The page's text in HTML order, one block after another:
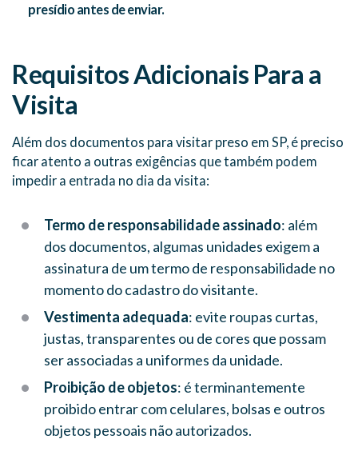
presídio antes de enviar.
Requisitos Adicionais Para a
Visita
Além dos documentos para visitar preso em SP, é preciso
ficar atento a outras exigências que também podem
impedir a entrada no dia da visita:
Termo de responsabilidade assinado: além
dos documentos, algumas unidades exigem a
assinatura de um termo de responsabilidade no
momento do cadastro do visitante.
Vestimenta adequada: evite roupas curtas,
justas, transparentes ou de cores que possam
ser associadas a uniformes da unidade.
Proibição de objetos: é terminantemente
proibido entrar com celulares, bolsas e outros
objetos pessoais não autorizados.